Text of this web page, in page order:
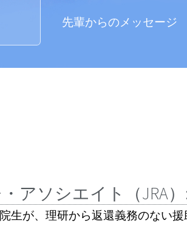
先輩からのメッセージ
アソシエイト（JRA）:
生が、理研から返還義務のない